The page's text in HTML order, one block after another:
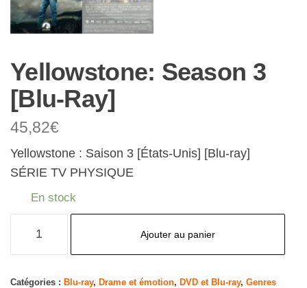
Yellowstone: Season 3
[Blu-Ray]
45,82€
Yellowstone : Saison 3 [États-Unis] [Blu-ray]
SÉRIE TV PHYSIQUE
En stock
Season
Ajouter au panier
Catégories : Blu-ray, Drame et émotion, DVD et Blu-ray, Genres